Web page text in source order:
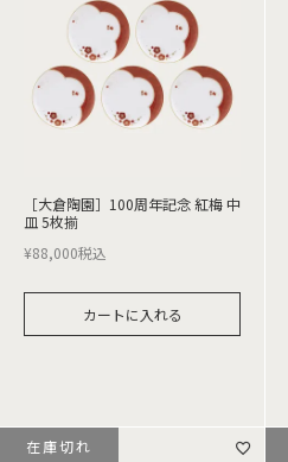
［大倉陶園］100周年記念 紅梅 中
皿 5枚揃
¥88,000税込
カートに入れる
在庫切れ